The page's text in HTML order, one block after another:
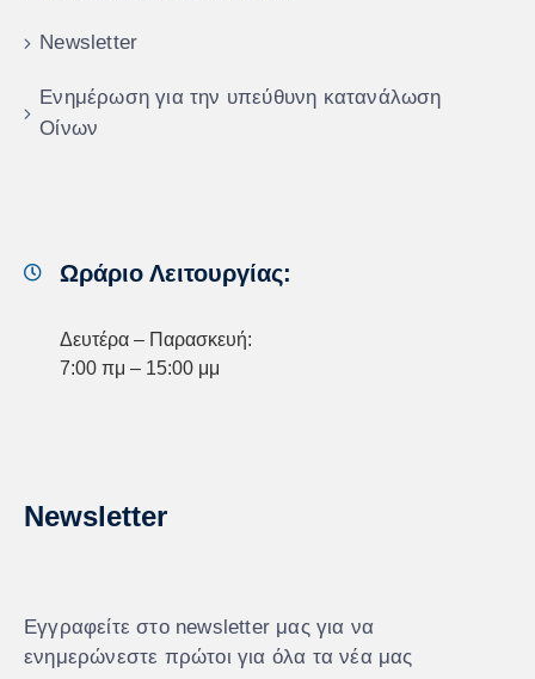
Newsletter
Ενημέρωση για την υπεύθυνη κατανάλωση
Οίνων
Ωράριο Λειτουργίας:
Δευτέρα – Παρασκευή:
7:00 πμ – 15:00 μμ
Newsletter
Εγγραφείτε στο newsletter μας για να
ενημερώνεστε πρώτοι για όλα τα νέα μας